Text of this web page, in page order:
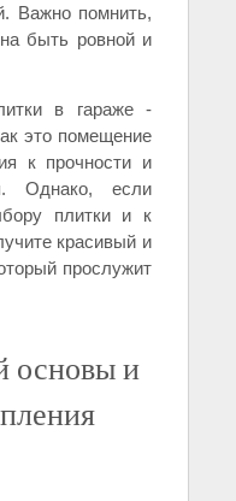
Важно помнить,
быть ровной и
в гараже -
это помещение
к прочности и
Однако, если
плитки и к
красивый и
прослужит
основы и